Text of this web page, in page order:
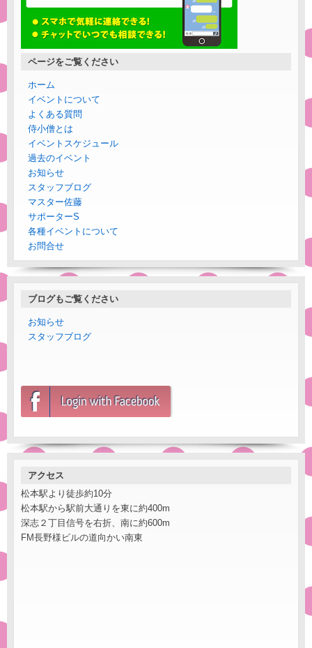
ページをご覧ください
ホーム
イベントについて
よくある質問
侍小僧とは
イベントスケジュール
過去のイベント
お知らせ
スタッフブログ
マスター佐藤
サポーターS
各種イベントについて
お問合せ
ブログもご覧ください
お知らせ
スタッフブログ
アクセス
松本駅より徒歩約10分
松本駅から駅前大通りを東に約400m
深志２丁目信号を右折、南に約600m
FM長野様ビルの道向かい南東